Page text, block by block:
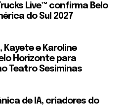
Live™ confirma Belo
do Sul 2027
Kayete e Karoline
Horizonte para
Teatro Sesiminas
de IA, criadores do